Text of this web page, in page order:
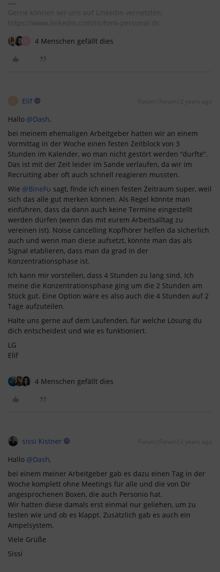
Gerne können wir uns auf LinkedIn vernetzten:
https://www.linkedin.com/in/hmk-personal-ds
4 Menschen gefällt dies
Elif Forum|Forum|2 years ago
Hallo @Dash,
bei meinem ehemaligen Arbeitgeber hatten wir an einem
Vormittag in der Woche einen festen Zeitblock von 3
Stunden im Kalender, wo man nicht gestört werden “durfte”.
Das ist mit der Zeit leider im Sande verlaufen, da wir im
Recruiting aber oft auch schnell reagieren mussten.
Wie @BineFu sagt, finde ich einen festen Zeitraum super, weil
sich das alle gut merken können. Als Regel könnte man
einführen, dass da dann auch keine Termine eingestellt
werden dürfen (wenn das mit eurem Arbeitsalltag zu
vereinen ist). Noise cancelling Kopfhörer helfen da sicherlich
auch und wenn man diese aufsetzt, könnte man das als
Signal etablieren, dass man da grad in der
Konzentrationsphase ist.
Ich kann mir vorstellen, dass 4 Stunden zu lang sind. Ich
meine die Konzentrationsphase ging um die 2 Stunden am
Stück gut. Eine Option wäre es also auch die 4 Stunden auf 2
Tage aufzuteilen.
Halte uns gerne auf dem Laufenden, für welche Lösung du
dich entscheidest und wie es funktioniert.
LG
Elif
4 Menschen gefällt dies
sissi Kistner Forum|Forum|2 years ago
Hallo @Dash,
bei einem meiner Arbeitgeber gab es dazu einen Tag in der
Woche komplett ohne Meetings für alle und die von Dir
angesprochenen Boxen, die auch Personio hat.
Wir hatten diese damals erst einmal nur geliehen, um zu
testen wie und ob es klappt. Zusätzlich gab es auch ein
Ampelsystem.
Viele Grüße
Sissi